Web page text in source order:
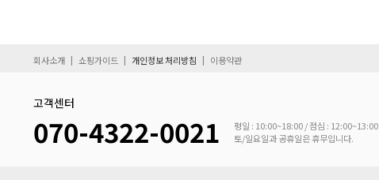
로샤스 (7)
르라보
회사소개 | 쇼핑가이드 | 개인정보 처리방침 | 이용약관
고객센터
070-4322-0021
평일 : 10:00~18:00 / 점심 : 12:00~13:00
토/일요일과 공휴일은 휴무입니다.